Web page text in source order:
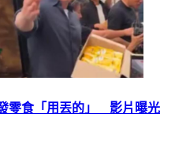
零食「用丟的」 影片曝光